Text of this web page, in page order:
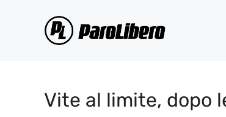
Vite al limite, dopo